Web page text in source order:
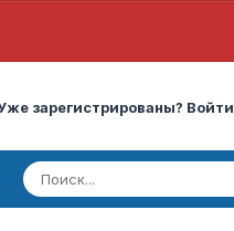
зарегистрированы? Войти